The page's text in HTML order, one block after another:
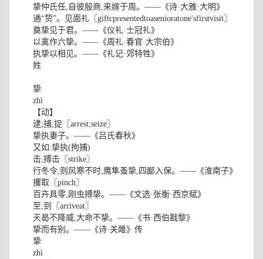
挚仲氏任,自彼殷商,来嫁于周。——《诗·大雅·大明》
通“贽”。见面礼〖giftcpresentedtoasenioratone'sfirstvisit〗
奠挚见于君。——《仪礼·士冠礼》
以禽作六挚。——《周礼·春官·大宗伯》
执挚以相见。——《礼记·郊特牲》
姓
挚
zhì
【动】
逮;捕;捉〖arrest;seize〗
挚执妻子。——《吕氏春秋》
又如:挚执(拘捕)
击;搏击〖strike〗
行冬令,则风寒不时,鹰隼蚤挚,四鄙入保。——《淮南子》
攫取〖pinch〗
百卉具零,刚虫搏挚。——《文选·张衡·西京赋》
至;到〖arriveat〗
天曷不降威,大命不挚。——《书·西伯戡黎》
挚而有别。——《诗·关雎》传
挚
zhì